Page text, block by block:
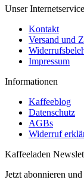
Unser Internetservice
Kontakt
Versand und
Impressum
Informationen
Kaffeeblog
Datenschutz
AGBs
Widerruf
Kaffeeladen
Jetzt abonnieren